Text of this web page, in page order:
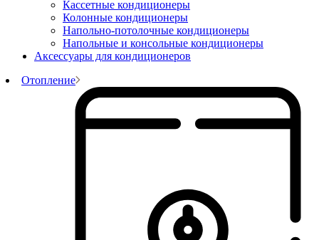
Кассетные кондиционеры
Колонные кондиционеры
Напольно-потолочные кондиционеры
Напольные и консольные кондиционеры
Аксессуары для кондиционеров
Отопление